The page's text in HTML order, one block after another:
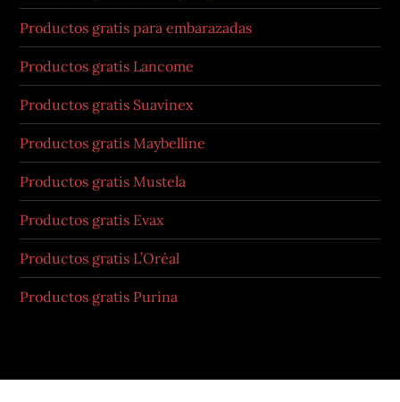
Productos gratis para embarazadas
Productos gratis Lancome
Productos gratis Suavinex
Productos gratis Maybelline
Productos gratis Mustela
Productos gratis Evax
Productos gratis L’Oréal
Productos gratis Purina